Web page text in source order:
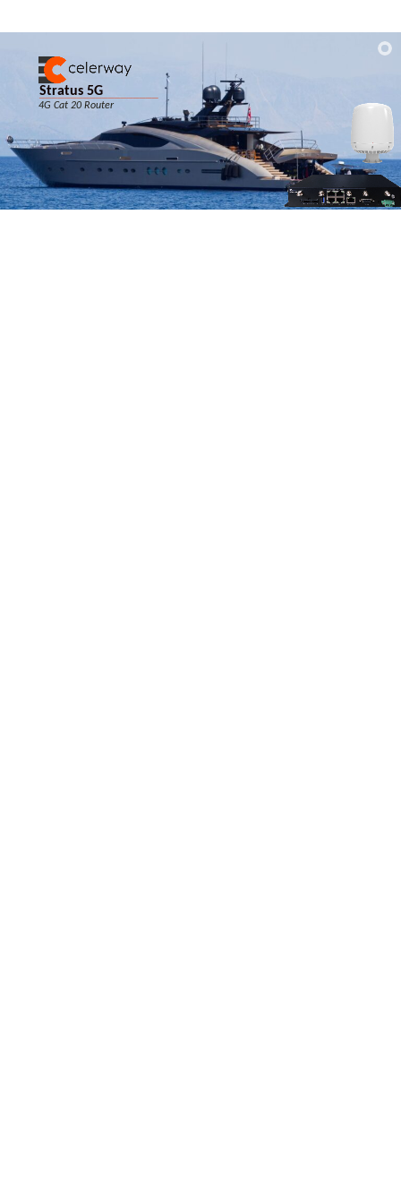
Stratus 5G
4G Cat 20 Router
___________________